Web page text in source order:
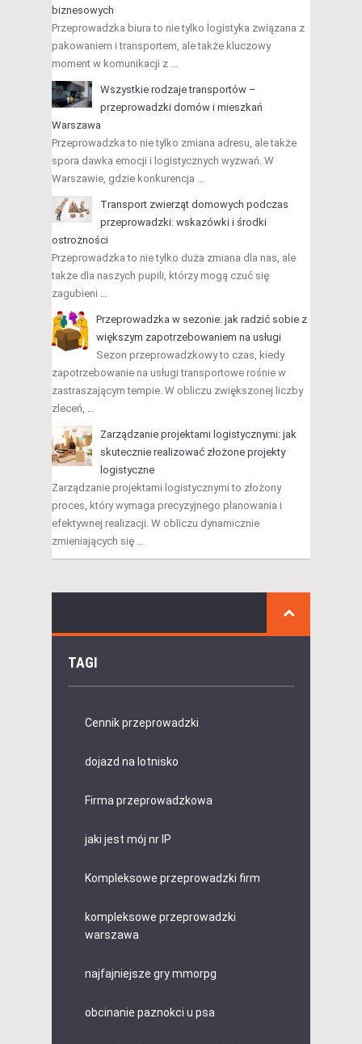
biznesowych
Przeprowadzka biura to nie tylko logistyka związana z
pakowaniem i transportem, ale także kluczowy
moment w komunikacji z …
Wszystkie rodzaje transportów –
przeprowadzki domów i mieszkań
Warszawa
Przeprowadzka to nie tylko zmiana adresu, ale także
spora dawka emocji i logistycznych wyzwań. W
Warszawie, gdzie konkurencja …
Transport zwierząt domowych podczas
przeprowadzki: wskazówki i środki
ostrożności
Przeprowadzka to nie tylko duża zmiana dla nas, ale
także dla naszych pupili, którzy mogą czuć się
zagubieni …
Przeprowadzka w sezonie: jak radzić sobie z
większym zapotrzebowaniem na usługi
Sezon przeprowadzkowy to czas, kiedy
zapotrzebowanie na usługi transportowe rośnie w
zastraszającym tempie. W obliczu zwiększonej liczby
zleceń, …
Zarządzanie projektami logistycznymi: jak
skutecznie realizować złożone projekty
logistyczne
Zarządzanie projektami logistycznymi to złożony
proces, który wymaga precyzyjnego planowania i
efektywnej realizacji. W obliczu dynamicznie
zmieniających się …
TAGI
Cennik przeprowadzki
dojazd na lotnisko
Firma przeprowadzkowa
jaki jest mój nr IP
Kompleksowe przeprowadzki firm
kompleksowe przeprowadzki
warszawa
najfajniejsze gry mmorpg
obcinanie paznokci u psa